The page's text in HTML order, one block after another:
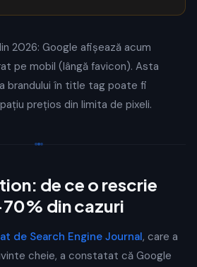
2026: Google afișează acum
pe mobil (lângă favicon). Asta
brandului în title tag poate fi
prețios din limita de pixeli.
de ce o rescrie
din cazuri
de Search Engine Journal, care a
cheie, a constatat că Google